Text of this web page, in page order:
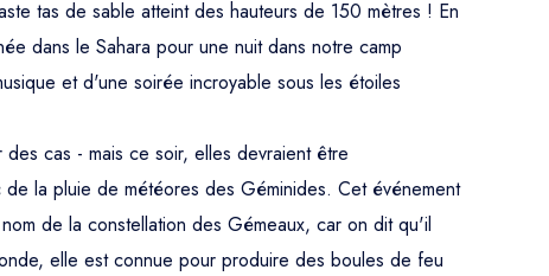
tas de sable atteint des hauteurs de 150 mètres ! En
dans le Sahara pour une nuit dans notre camp
et d'une soirée incroyable sous les étoiles
cas - mais ce soir, elles devraient être
la pluie de météores des Géminides. Cet événement
de la constellation des Gémeaux, car on dit qu'il
elle est connue pour produire des boules de feu